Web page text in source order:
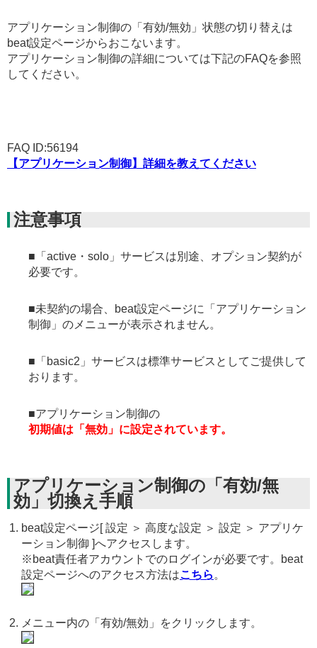
アプリケーション制御の「有効/無効」状態の切り替えは
beat設定ページからおこないます。
アプリケーション制御の詳細については下記のFAQを参照
してください。
FAQ ID:56194
【アプリケーション制御】詳細を教えてください
注意事項
■「active・solo」サービスは別途、オプション契約が
必要です。
■未契約の場合、beat設定ページに「アプリケーション
制御」のメニューが表示されません。
■「basic2」サービスは標準サービスとしてご提供して
おります。
■アプリケーション制御の
初期値は「無効」に設定されています。
アプリケーション制御の「有効/無
効」切換え手順
beat設定ページ[ 設定 ＞ 高度な設定 ＞ 設定 ＞ アプリケ
ーション制御 ]へアクセスします。
※beat責任者アカウントでのログインが必要です。beat
設定ページへのアクセス方法はこちら 。
メニュー内の「有効/無効」をクリックします。